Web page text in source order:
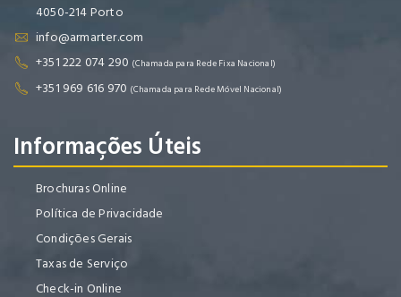
4050-214 Porto
info@armarter.com
+351 222 074 290 (Chamada para Rede Fixa Nacional)
+351 969 616 970 (Chamada para Rede Móvel Nacional)
Informações Úteis
Brochuras Online
Política de Privacidade
Condições Gerais
Taxas de Serviço
Check-in Online